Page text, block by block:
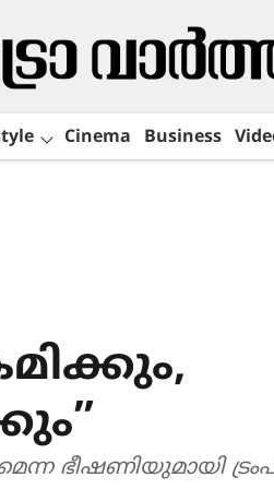
Cinema Business
ഭീഷണിയുമായി